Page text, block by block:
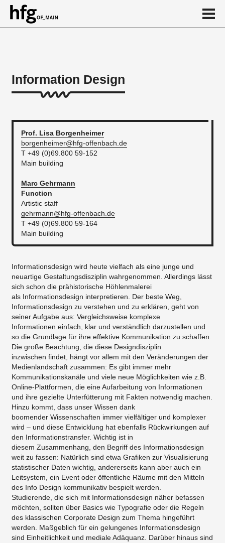
About
Information Design
Prof. Lisa Borgenheimer
borgenheimer@hfg-offenbach.de
T +49 (0)69.800 59-152
Main building
Marc Gehrmann
Function
Artistic staff
gehrmann@hfg-offenbach.de
T +49 (0)69.800 59-164
Main building
Informationsdesign wird heute vielfach als eine junge und
neuartige Gestaltungsdisziplin wahrgenommen. Allerdings lässt
sich schon die prähistorische Höhlenmalerei
als Informationsdesign interpretieren. Der beste Weg,
Informationsdesign zu verstehen und zu erklären, geht von
seiner Aufgabe aus: Vergleichsweise komplexe
Informationen einfach, klar und verständlich darzustellen und
so die Grundlage für ihre effektive Kommunikation zu schaffen.
Die große Beachtung, die diese Designdisziplin
inzwischen findet, hängt vor allem mit den Veränderungen der
Medienlandschaft zusammen: Es gibt immer mehr
Kommunikationskanäle und viele neue Möglichkeiten wie z.B.
Online-Plattformen, die eine Aufarbeitung von Informationen
und ihre gezielte Unterfütterung mit Fakten notwendig machen.
Hinzu kommt, dass unser Wissen dank
boomender Wissenschaften immer vielfältiger und komplexer
wird – und diese Entwicklung hat ebenfalls Rückwirkungen auf
den Informationstransfer. Wichtig ist in
diesem Zusammenhang, den Begriff des Informationsdesign
weit zu fassen: Natürlich sind etwa Grafiken zur Visualisierung
statistischer Daten wichtig, andererseits kann aber auch ein
Leitsystem, ein Event oder öffentliche Räume mit den Mitteln
des Info Design kommunikativ bespielt werden.
Studierende, die sich mit Informationsdesign näher befassen
möchten, sollten über Basics wie Typografie oder die Regeln
des klassischen Corporate Design zum Thema hingeführt
werden. Maßgeblich für ein gelungenes Informationsdesign
sind Einheitlichkeit und mediale Adäquanz. Darüber hinaus sind